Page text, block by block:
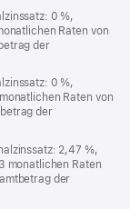
0 %,
Raten von
der
0 %,
Raten von
der
2,47 %,
monatlichen Raten
der